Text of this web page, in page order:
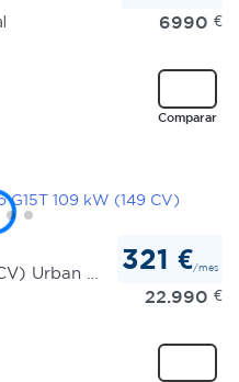
6990 €
Comparar
321 €/mes
22.990 €